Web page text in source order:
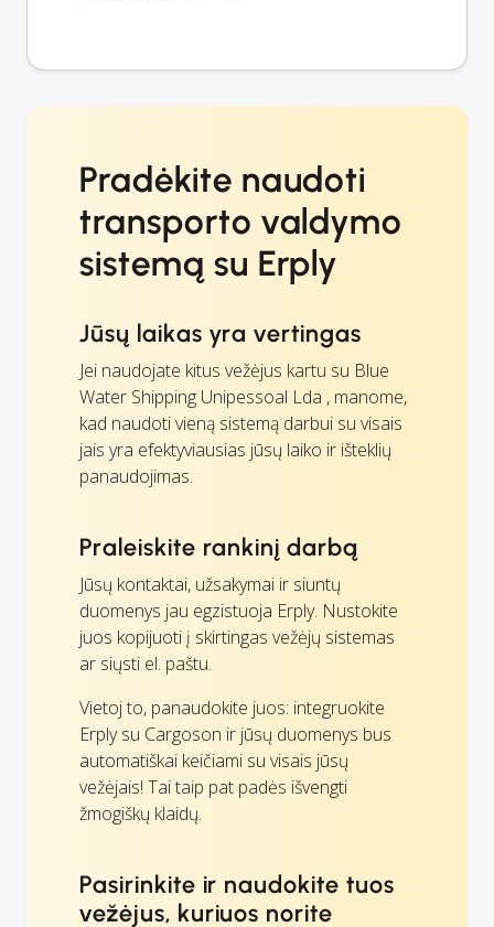
Pradėkite naudoti
transporto valdymo
sistemą su Erply
Jūsų laikas yra vertingas
Jei naudojate kitus vežėjus kartu su Blue
Water Shipping Unipessoal Lda , manome,
kad naudoti vieną sistemą darbui su visais
jais yra efektyviausias jūsų laiko ir išteklių
panaudojimas.
Praleiskite rankinį darbą
Jūsų kontaktai, užsakymai ir siuntų
duomenys jau egzistuoja Erply. Nustokite
juos kopijuoti į skirtingas vežėjų sistemas
ar siųsti el. paštu.
Vietoj to, panaudokite juos: integruokite
Erply su Cargoson ir jūsų duomenys bus
automatiškai keičiami su visais jūsų
vežėjais! Tai taip pat padės išvengti
žmogiškų klaidų.
Pasirinkite ir naudokite tuos
vežėjus, kuriuos norite